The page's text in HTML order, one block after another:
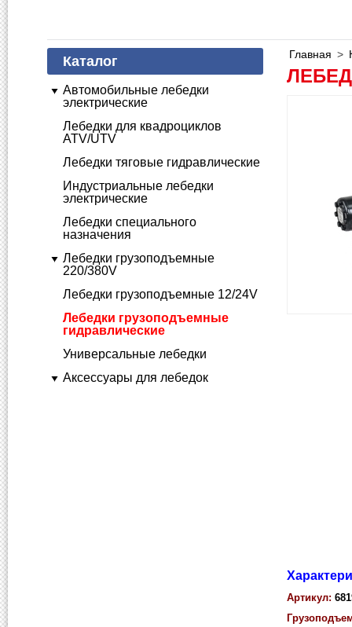
Каталог
Автомобильные лебедки
электрические
Лебедки для квадроциклов
ATV/UTV
Лебедки тяговые гидравлические
Индустриальные лебедки
электрические
Лебедки специального
назначения
Лебедки грузоподъемные
220/380V
Лебедки грузоподъемные 12/24V
Лебедки грузоподъемные
гидравлические
Универсальные лебедки
Аксессуары для лебедок
Главная >
Артикул: